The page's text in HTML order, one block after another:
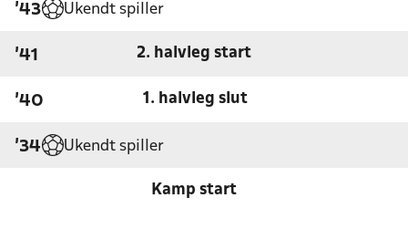
'43 Ukendt spiller
'41 2. halvleg start
'40 1. halvleg slut
'34 Ukendt spiller
Kamp start